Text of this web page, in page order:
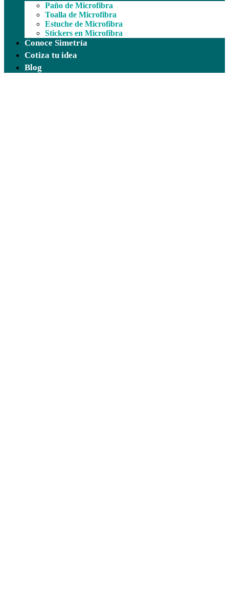
Paño de Microfibra
Toalla de Microfibra
Estuche de Microfibra
Stickers en Microfibra
Conoce Simetría
Cotiza tu idea
Blog